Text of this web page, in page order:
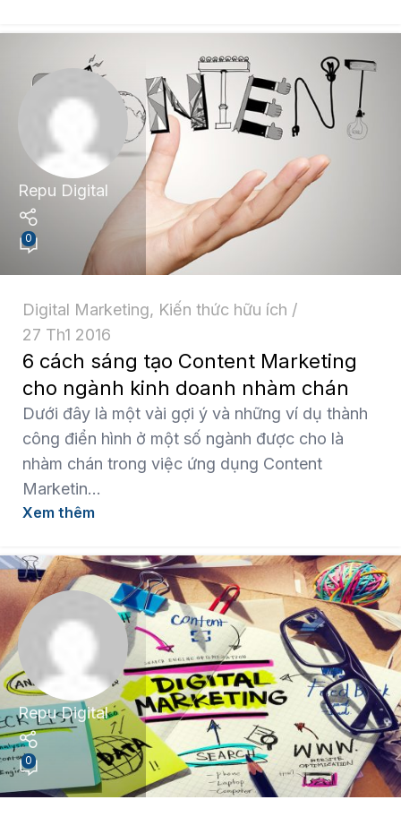
Repu Digital
0
Digital Marketing, Kiến thức hữu ích
27 Th1 2016
6 cách sáng tạo Content Marketing
cho ngành kinh doanh nhàm chán
Dưới đây là một vài gợi ý và những ví dụ thành
công điển hình ở một số ngành được cho là
nhàm chán trong việc ứng dụng Content
Marketin...
Xem thêm
Repu Digital
0